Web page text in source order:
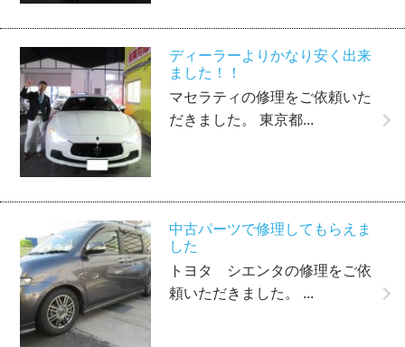
ディーラーよりかなり安く出来
ました！！
マセラティの修理をご依頼いた
だきました。 東京都...
中古パーツで修理してもらえま
した
トヨタ シエンタの修理をご依
頼いただきました。 ...